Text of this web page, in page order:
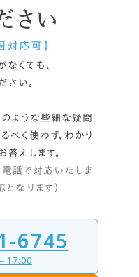
さい
対応可】
くても、
さい。
のような些細な疑問
べく使わず、わかり
えします。
話で対応いたしま
となります）
6745
17:00